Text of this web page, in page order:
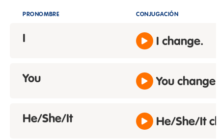
PRONOMBRE CONJUGACIÓN
I I change.
You You change.
He/She/It He/She/It